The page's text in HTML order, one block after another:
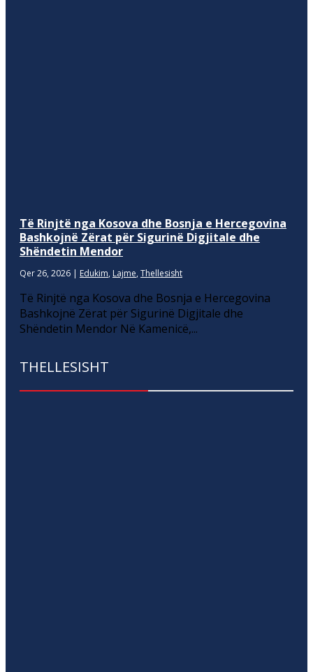
Të Rinjtë nga Kosova dhe Bosnja e Hercegovina
Bashkojnë Zërat për Sigurinë Digjitale dhe
Shëndetin Mendor
Qer 26, 2026 | Edukim, Lajme, Thellesisht
Të Rinjtë nga Kosova dhe Bosnja e Hercegovina
Bashkojnë Zërat për Sigurinë Digjitale dhe
Shëndetin Mendor Në Kamenicë,...
THELLESISHT